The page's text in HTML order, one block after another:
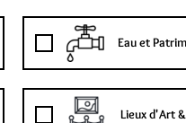
Eau et
Lieux d'Art